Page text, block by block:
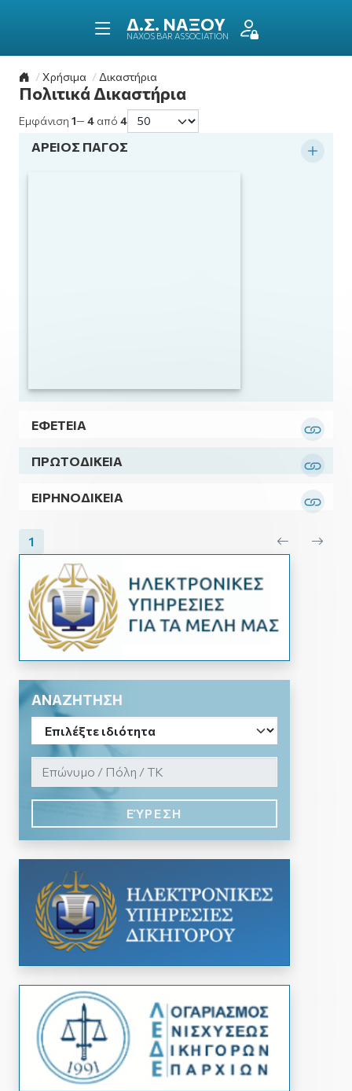
ΔΙΚΗΓΟΡΙΚΟΣ
ΝΑΞΟΥ
NAXOS BAR ASSOCIATION
Επιστροφή στην αρχική σελίδα
Χρήσιμα Δικαστήρια
Πολιτικά Δικαστήρια
Εμφάνιση 1— 4 από 4
ΑΡΕΙΟΣ ΠΑΓΟΣ
ΕΦΕΤΕΙΑ
ΠΡΩΤΟΔΙΚΕΙΑ
ΕΙΡΗΝΟΔΙΚΕΙΑ
1
ΑΝΑΖΗΤΗΣΗ
ΕΎΡΕΣΗ